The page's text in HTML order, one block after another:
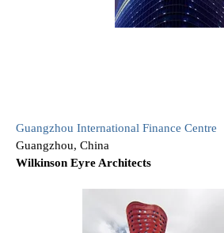
Guangzhou International Finance Centre
Guangzhou, China
Wilkinson Eyre Architects